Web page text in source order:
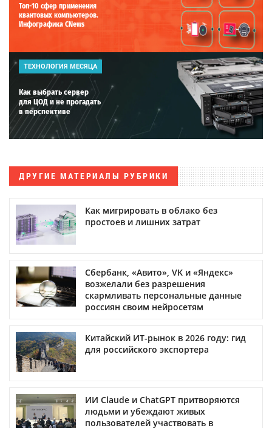
Топ-10 сфер применения
квантовых компьютеров.
Инфографика CNews
ТЕХНОЛОГИЯ МЕСЯЦА
Как выбрать сервер
для ЦОД и не прогадать
в перспективе
ДРУГИЕ МАТЕРИАЛЫ РУБРИКИ
Как мигрировать в облако без
простоев и лишних затрат
Сбербанк, «Авито», VK и «Яндекс»
возжелали без разрешения
скармливать персональные данные
россиян своим нейросетям
Китайский ИТ-рынок в 2026 году: гид
для российского экспортера
ИИ Claude и ChatGPT притворяются
людьми и убеждают живых
пользователей участвовать в